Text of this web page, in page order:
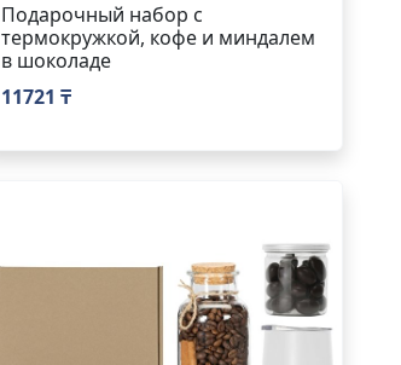
Подарочный набор с
термокружкой, кофе и миндалем
в шоколаде
11721 ₸